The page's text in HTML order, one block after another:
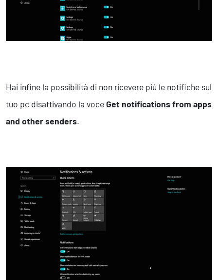
Hai infine la possibilità di non ricevere più le notifiche sul
tuo pc disattivando la voceGet notifications from apps
and other senders.